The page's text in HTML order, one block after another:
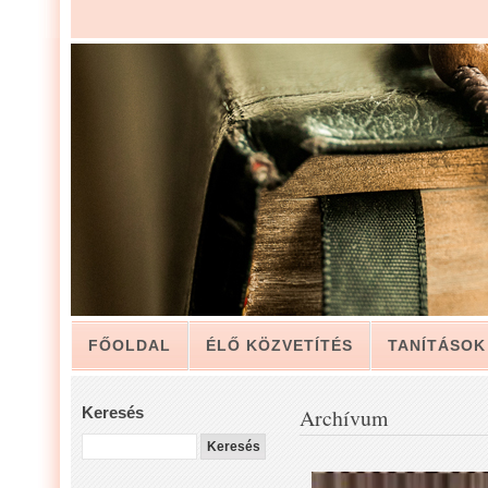
FŐOLDAL ÉLŐ KÖZVETÍTÉS TANÍTÁSOK
LUIS ZAPATA PÁSZTOR LEVELÉBŐL, A
Keresés Archívum